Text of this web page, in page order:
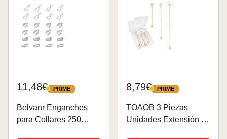
11,48€ PRIME
PRIME
Belvanr Enganches
para Collares 250
8,79€ PRIME
PRIME
TOAOB 3 Piezas
Unidades Extensión de